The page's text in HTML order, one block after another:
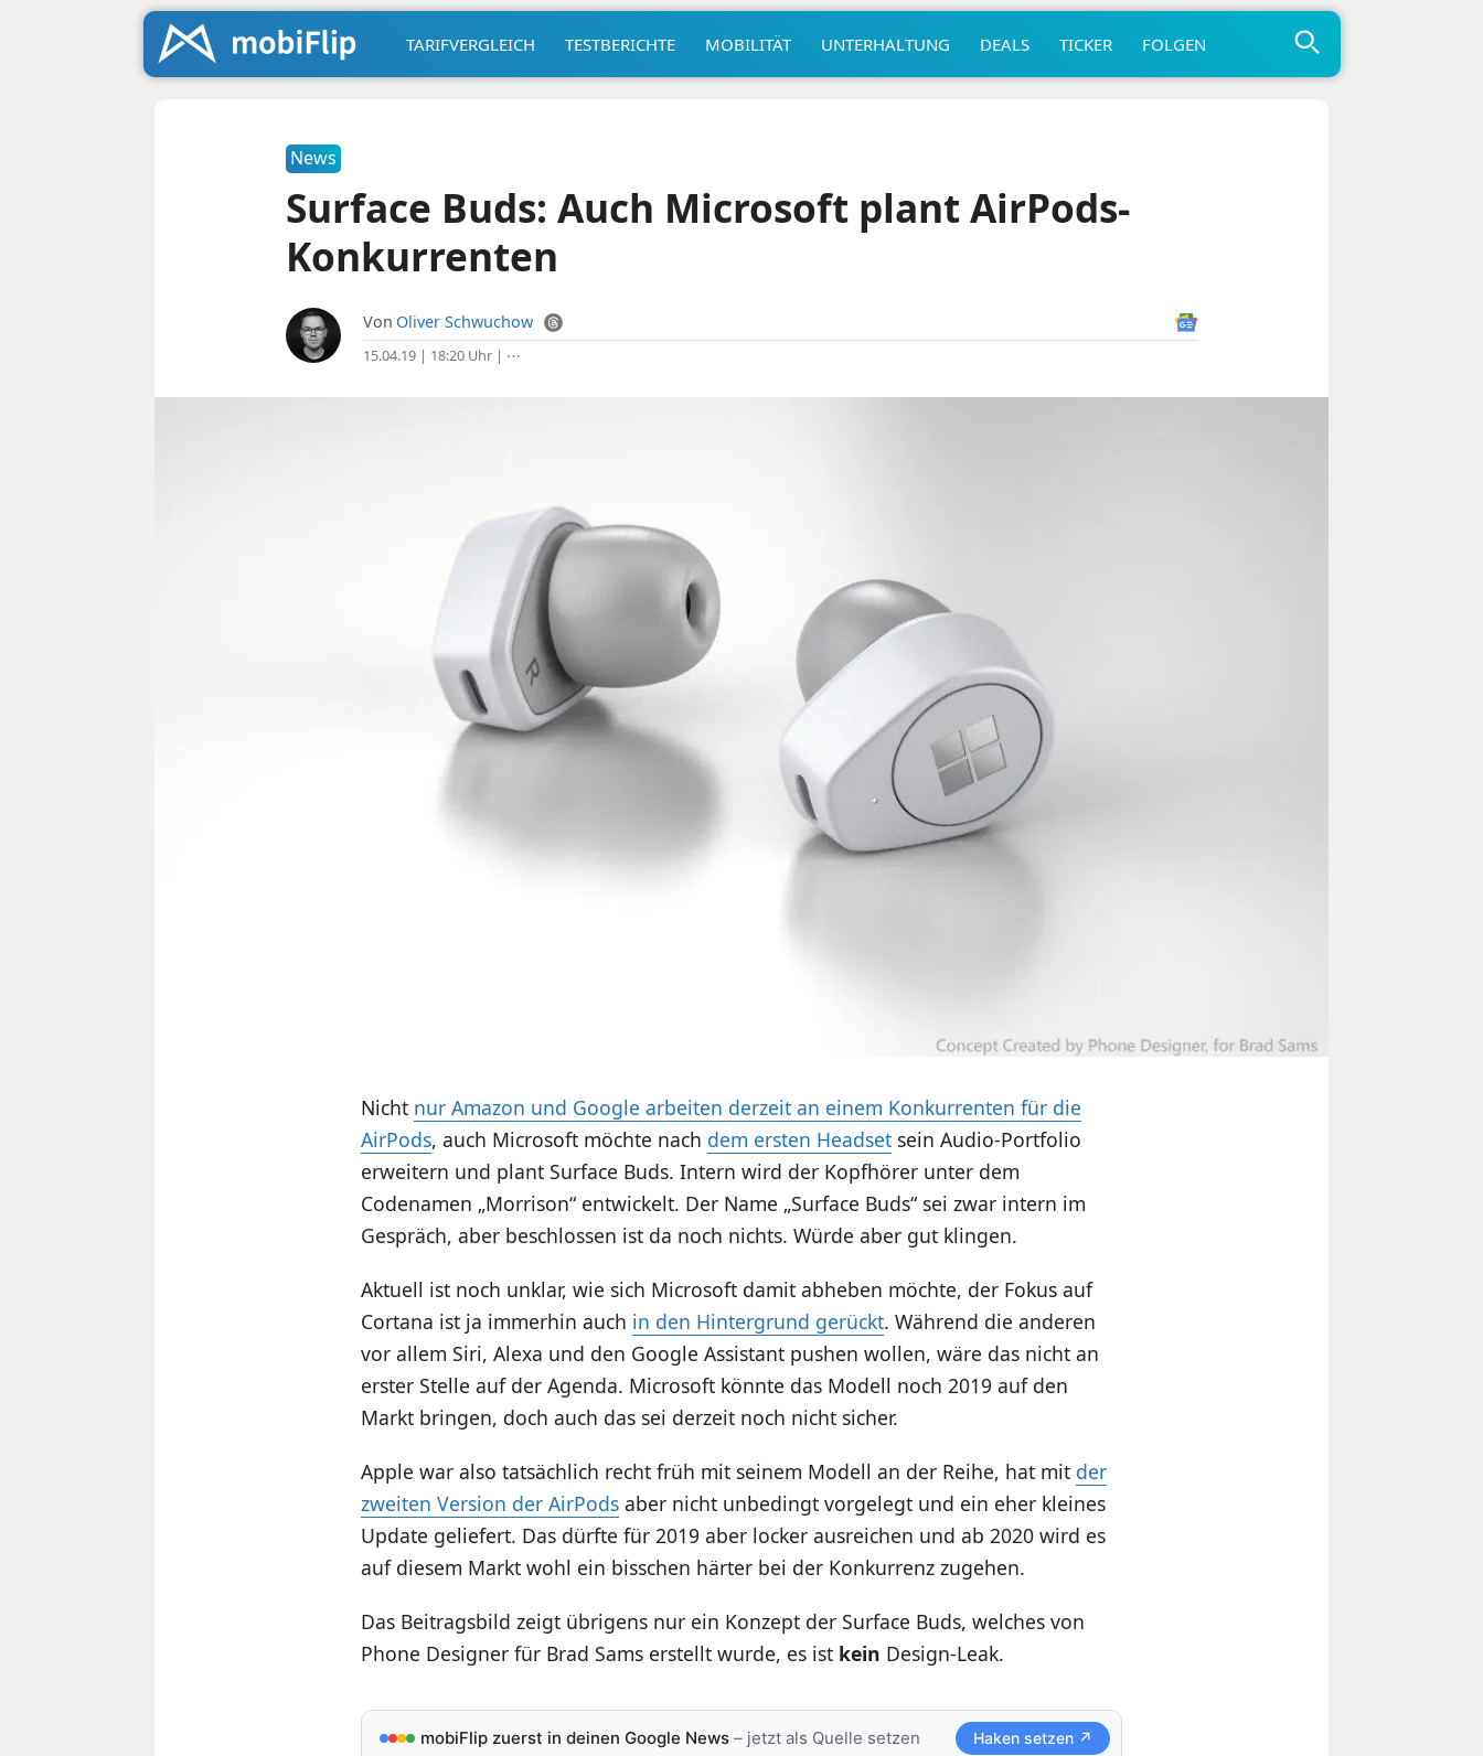
TARIFVERGLEICH TESTBERICHTE MOBILITÄT UNTERHALTUNG DEALS TICKER FOLGEN
News
Surface Buds: Auch Microsoft plant AirPods-
Konkurrenten
Von Oliver Schwuchow
15.04.19 | 18:20 Uhr| ⋯
Nicht nur Amazon und Google arbeiten derzeit an einem Konkurrenten für die
AirPods, auch Microsoft möchte nach dem ersten Headsetsein Audio-Portfolio
erweitern und plant Surface Buds. Intern wird der Kopfhörer unter dem
Codenamen „Morrison“ entwickelt. Der Name „Surface Buds“ sei zwar intern im
Gespräch, aber beschlossen ist da noch nichts. Würde aber gut klingen.
Aktuell ist noch unklar, wie sich Microsoft damit abheben möchte, der Fokus auf
Cortana ist ja immerhin auch in den Hintergrund gerückt. Während die anderen
vor allem Siri, Alexa und den Google Assistant pushen wollen, wäre das nicht an
erster Stelle auf der Agenda. Microsoft könnte das Modell noch 2019 auf den
Markt bringen, doch auch das sei derzeit noch nicht sicher.
Apple war also tatsächlich recht früh mit seinem Modell an der Reihe, hat mit der
zweiten Version der AirPodsaber nicht unbedingt vorgelegt und ein eher kleines
Update geliefert. Das dürfte für 2019 aber locker ausreichen und ab 2020 wird es
auf diesem Markt wohl ein bisschen härter bei der Konkurrenz zugehen.
Das Beitragsbild zeigt übrigens nur ein Konzept der Surface Buds, welches von
Phone Designer für Brad Sams erstellt wurde, es ist kein Design-Leak.
mobiFlip zuerst in deinen Google News– jetzt als Quelle setzen Haken setzen ↗